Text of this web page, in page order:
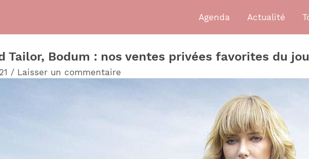
Agenda Actualité
Tailor, Bodum : nos ventes privées favorites du
/ Laisser un commentaire